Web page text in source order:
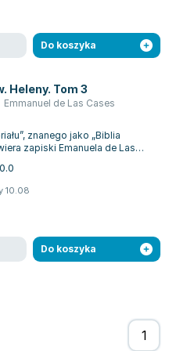
dla studentów
studentów
pomocnicze
Do koszyka
Heleny. Tom 3
Emmanuel de Las Cases
znanego jako „Biblia
zapiski Emanuela de Las
miesięcy spędzon...
0.0
10.08
Do koszyka